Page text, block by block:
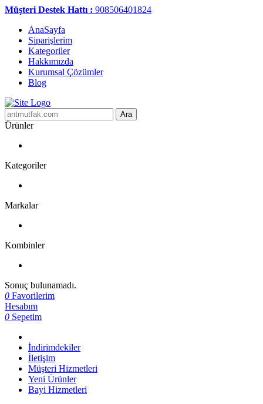
Müşteri Destek Hattı : 908506401824
AnaSayfa
Siparişlerim
Kategoriler
Hakkımızda
Kurumsal Çözümler
Blog
Ara
Ürünler
Kategoriler
Markalar
Kombinler
Sonuç bulunamadı.
0 Favorilerim
Hesabım
0 Sepetim
İndirimdekiler
İletişim
Müşteri Hizmetleri
Yeni Ürünler
Bayi Hizmetleri